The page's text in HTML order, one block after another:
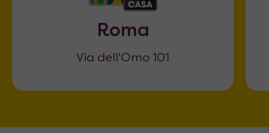
Roma
Via dell'Omo 101